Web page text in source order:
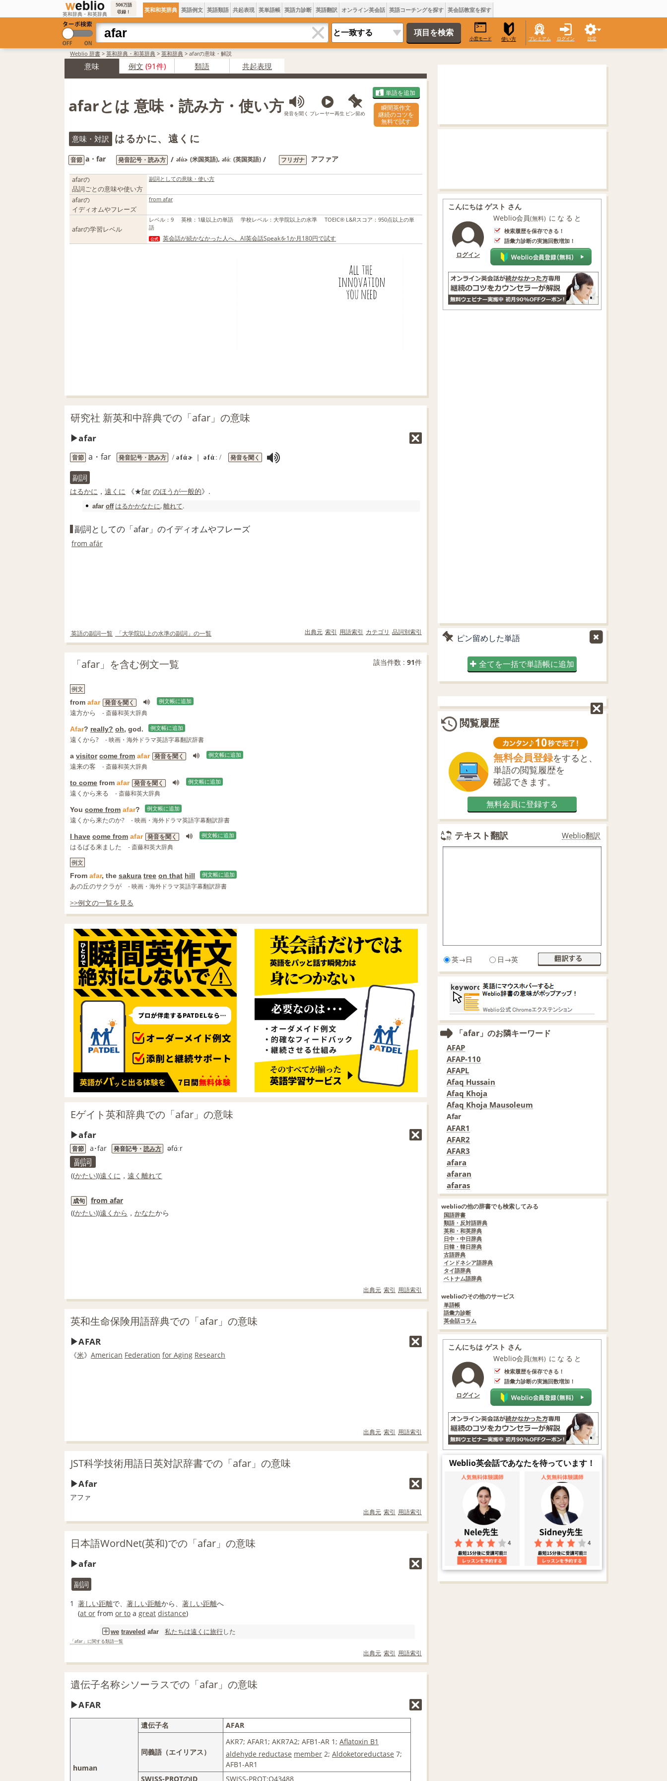
英和辞典・和英辞典
506万語
収録！
英和和英辞典 英語例文 英語類語 共起表現 英単語帳 英語力診断 英語翻訳 オンライン英会話 英語コーチングを探す 英会話教室を探す
小窓モード 使い方 プレミアム ログイン 設定
Weblio 辞書 > 英和辞典・和英辞典 > 英和辞典 > afarの意味・解説
意味 例文 (91件) 類語 共起表現
afarとは 意味・読み方・使い方発音を聞く プレーヤー再生 ピン留め
単語を追加
瞬間英作文
継続のコツを
無料で試す
意味・対訳 はるかに、遠くに
音節 a・far 発音記号・読み方 / əfάɚ (米国英語), əfάː (英国英語) / フリガナ アファア
afarの
品詞ごとの意味や使い方
副詞としての意味・使い方
afarの
イディオムやフレーズ
from afar
afarの学習レベル
レベル ： 9 英検 ： 1級以上の単語 学校レベル ： 大学院以上の水準 TOEIC® L&Rスコア ： 950点以上の単
語
公式 英会話が続かなかった人へ。AI英会話Speakを1か月180円で試す
研究社 新英和中辞典での「afar」の意味
afar
音節 a・far 発音記号・読み方 / əfάɚ əfάː / 発音を聞く
副詞
はるかに ， 遠くに 《★far のほうが一般的》.
afar off はるかかなたに,離れて.
副詞としての「afar」のイディオムやフレーズ
from afár
英語の副詞一覧 「大学院以上の水準の副詞」の一覧 出典元 索引 用語索引 カテゴリ 品詞別索引
「afar」を含む例文一覧 該当件数 : 91件
例文
from afar 発音を聞く 例文帳に追加
遠方から - 斎藤和英大辞典
Afar? really? oh, god. 例文帳に追加
遠くから? - 映画・海外ドラマ英語字幕翻訳辞書
a visitor come from afar 発音を聞く 例文帳に追加
遠来の客 - 斎藤和英大辞典
to come from afar 発音を聞く 例文帳に追加
遠くから来る - 斎藤和英大辞典
You come from afar? 例文帳に追加
遠くから来たのか? - 映画・海外ドラマ英語字幕翻訳辞書
I have come from afar 発音を聞く 例文帳に追加
はるばる来ました
- 斎藤和英大辞典
例文
From afar, the sakura tree on that hill 例文帳に追加
あの丘のサクラが - 映画・海外ドラマ英語字幕翻訳辞書
>>例文の一覧を見る
Eゲイト英和辞典での「afar」の意味
afar
音節 a･far 発音記号・ 読み方 əfɑ́ːr
副詞
((かたい))遠くに ， 遠く 離れて
成句
from afar
((かたい))遠くから ， かなたから
出典元 索引 用語索引
英和生命保険用語辞典での「afar」の意味
AFAR
《米》 American Federation for Aging Research
出典元 索引 用語索引
JST科学技術用語日英対訳辞書での「afar」の意味
Afar
アファ
出典元 索引 用語索引
日本語WordNet(英和)での「afar」の意味
afar
副詞
1 著しい距離で、 著しい距離から、 著しい距離へ
(at or from or to a great distance)
we traveled afar 私たちは遠くに旅行した
「afar」に関する類語一覧
出典元 索引 用語索引
遺伝子名称シソーラスでの「afar」の意味
AFAR
human
遺伝子名 AFAR
同義語（エイリアス）
AKR7; AFAR1; AKR7A2; AFB1-AR 1; Aflatoxin B1
aldehyde reductase member 2; Aldoketoreductase 7;
AFB1-AR1
SWISS-PROTのID
SWISS-PROT:O43488
こんにちは ゲスト さん
ログイン
Weblio会員(無料) になると
検索履歴を保存できる！
語彙力診断の実施回数増加！
ピン留めした単語
全てを一括で単語帳に追加
閲覧履歴
無料会員登録をすると、
単語の閲覧履歴を
確認できます。
無料会員に登録する
テキスト翻訳 Weblio翻訳
英→日 日→英
「afar」のお隣キーワード
AFAP
AFAP-110
AFAPL
Afaq Hussain
Afaq Khoja
Afaq Khoja Mausoleum
Afar
AFAR1
AFAR2
AFAR3
afara
afaran
afaras
weblioの他の辞書でも検索してみる
国語辞書
類語・反対語辞典
英和・和英辞典
日中・中日辞典
日韓・韓日辞典
古語辞典
インドネシア語辞典
タイ語辞典
ベトナム語辞典
weblioのその他のサービス
単語帳
語彙力診断
英会話コラム
こんにちは ゲスト さん
ログイン
Weblio会員(無料) になると
検索履歴を保存できる！
語彙力診断の実施回数増加！
Weblio英会話であなたを待っています！